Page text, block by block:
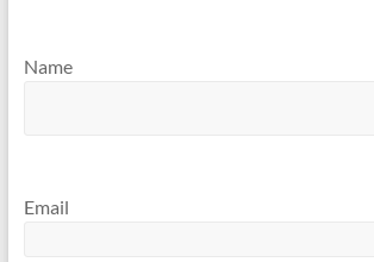
Name
Email